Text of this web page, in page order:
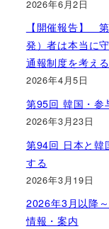
2026年6月2日
【開催報告】
発）者は本当に
通報制度を考える
2026年4月5日
第95回 韓国・参
2026年3月23日
第94回 日本と韓
する
2026年3月19日
2026年3月以降
情報・案内